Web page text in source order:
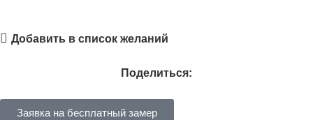
Добавить в список желаний
Поделиться:
Заявка на бесплатный замер